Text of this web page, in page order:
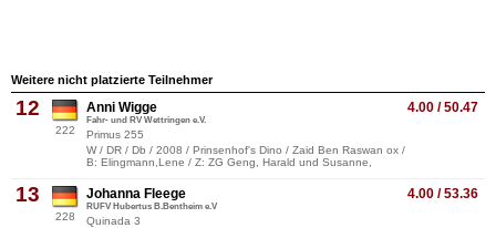
Weitere nicht platzierte Teilnehmer
12
222
4.00 / 50.47
Anni Wigge
Fahr- und RV Wettringen e.V.
Primus 255
W / DR / Db / 2008 / Prinsenhof's Dino / Zaid Ben Raswan ox /
B: Elingmann,Lene / Z: ZG Geng, Harald und Susanne,
13
228
4.00 / 53.36
Johanna Fleege
RUFV Hubertus B.Bentheim e.V
Quinada 3